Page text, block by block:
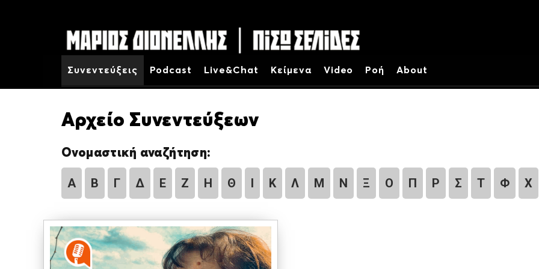
Συνεντεύξεις Podcast Live&Chat Κείμενα Video Ροή About
Αρχείο Συνεντεύξεων
Ονομαστική αναζήτηση:
Α Β Γ Δ Ε Ζ Η Θ Ι Κ Λ Μ Ν Ξ Ο Π Ρ Σ Τ Φ Χ